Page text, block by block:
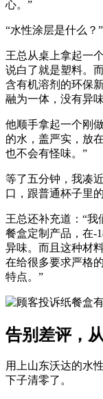
心。”
“水性涂层是什么？
王总从桌上拿起一
说白了就是塑料。
含有机溶剂的环保
融为一体，没有异
他顺手拿起一个刚
的水，盖严实，放
也不会有怪味。”
等了五分钟，我凑
口，跟普通杯子里
王总还补充道：“
餐盒定制产品，在-
异味。而且这种材
在给很多要求严格
特点。”
告别差评，
用上山东沃达的水
下子清零了。